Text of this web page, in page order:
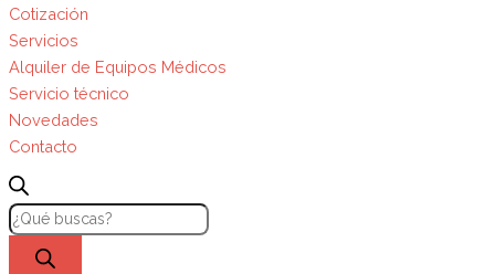
Cotización
Servicios
Alquiler de Equipos Médicos
Servicio técnico
Novedades
Contacto